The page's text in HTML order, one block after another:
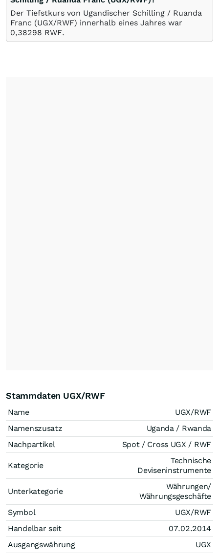
Der Tiefstkurs von Ugandischer Schilling / Ruanda
Franc (UGX/RWF) innerhalb eines Jahres war
0,38298 RWF.
Stammdaten UGX/RWF
Name
UGX/RWF
Namenszusatz
Uganda / Rwanda
Nachpartikel
Spot / Cross UGX / RWF
Kategorie
Technische
Deviseninstrumente
Unterkategorie
Währungen/
Währungsgeschäfte
Symbol
UGX/RWF
Handelbar seit
07.02.2014
Ausgangswährung
UGX